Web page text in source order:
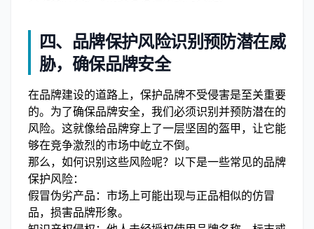
四、品牌保护风险识别预防潜在威
胁，确保品牌安全
在品牌建设的道路上，保护品牌不受侵害是至关重要
的。为了确保品牌安全，我们必须识别并预防潜在的
风险。这就像给品牌穿上了一层坚固的盔甲，让它能
够在竞争激烈的市场中屹立不倒。
那么，如何识别这些风险呢？以下是一些常见的品牌
保护风险：
假冒伪劣产品：市场上可能出现与正品相似的仿冒
品，损害品牌形象。